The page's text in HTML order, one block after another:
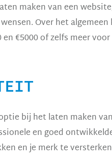
maken van een
Over het algemeen
€5000 of zelfs meer
bij het laten maken
en goed
en je merk te